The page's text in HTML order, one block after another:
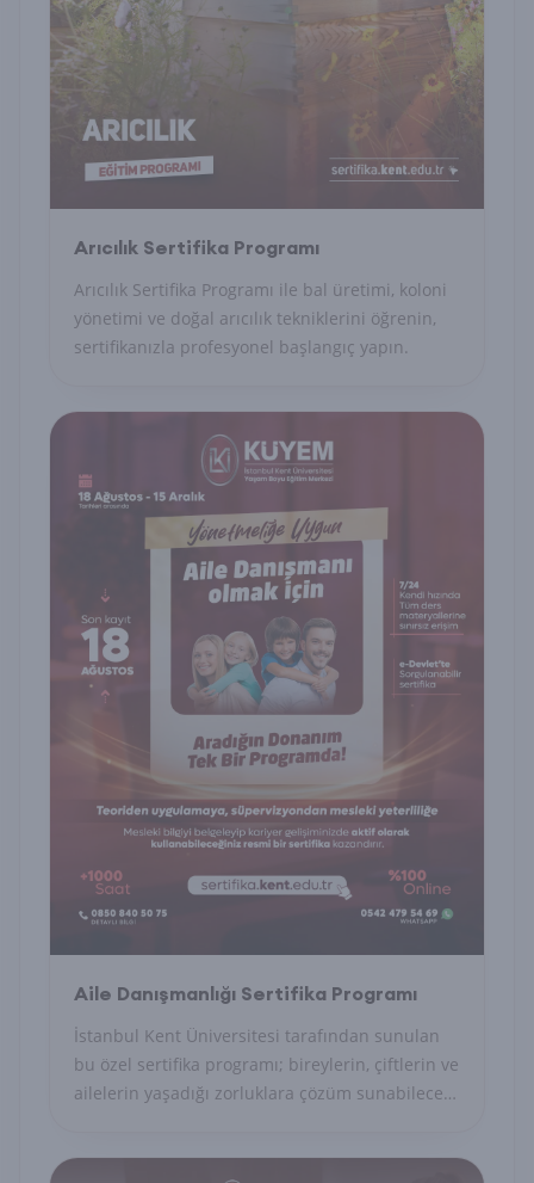
Arıcılık Sertifika Programı
Arıcılık Sertifika Programı ile bal üretimi, koloni
yönetimi ve doğal arıcılık tekniklerini öğrenin,
sertifikanızla profesyonel başlangıç yapın.
Aile Danışmanlığı Sertifika Programı
İstanbul Kent Üniversitesi tarafından sunulan
bu özel sertifika programı; bireylerin, çiftlerin ve
ailelerin yaşadığı zorluklara çözüm sunabilecek